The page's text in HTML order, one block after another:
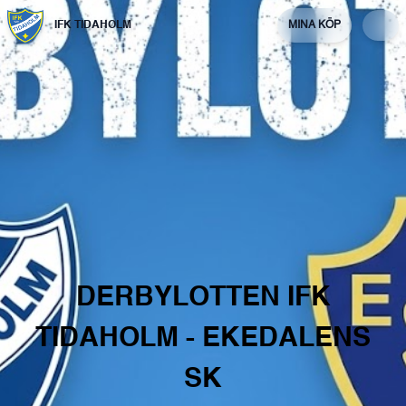
IFK TIDAHOLM MINA KÖP
DERBYLOTTEN
IFK
TIDAHOLM - EKEDALENS
SK